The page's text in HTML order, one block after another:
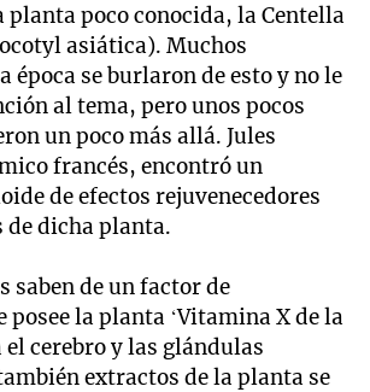
planta poco conocida, la Centella
asiática). Muchos
época se burlaron de esto y no le
al tema, pero unos pocos
un poco más allá. Jules
francés, encontró un
de efectos rejuvenecedores
de dicha planta.
saben de un factor de
posee la planta ‘Vitamina X de la
el cerebro y las glándulas
extractos de la planta se